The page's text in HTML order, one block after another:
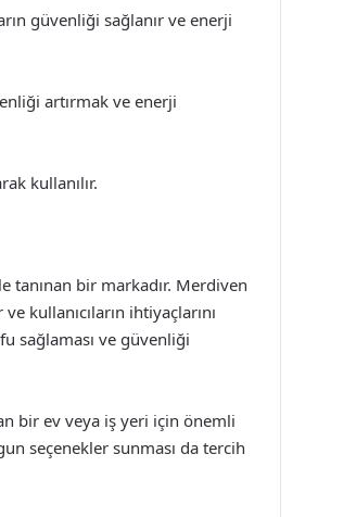
güvenliği sağlanır ve enerji
artırmak ve enerji
kullanılır.
tanınan bir markadır. Merdiven
kullanıcıların ihtiyaçlarını
sağlaması ve güvenliği
bir ev veya iş yeri için önemli
seçenekler sunması da tercih